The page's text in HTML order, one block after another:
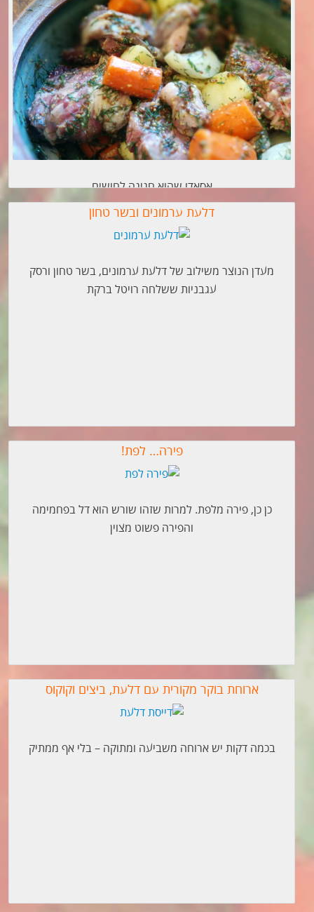
אסאדו שהוא חגיגה לחושים
דלעת ערמונים ובשר טחון
מעדן הנוצר משילוב של דלעת ערמונים, בשר טחון ורסק
עגבניות ששלחה רויטל ברקת
פירה… לפת!
כן כן, פירה מלפת. למרות שזהו שורש הוא דל בפחמימה
והפירה פשוט מצוין
ארוחת בוקר מקורית עם דלעת, ביצים וקוקוס
בכמה דקות יש ארוחה משביעה ומתוקה – בלי אף ממתיק